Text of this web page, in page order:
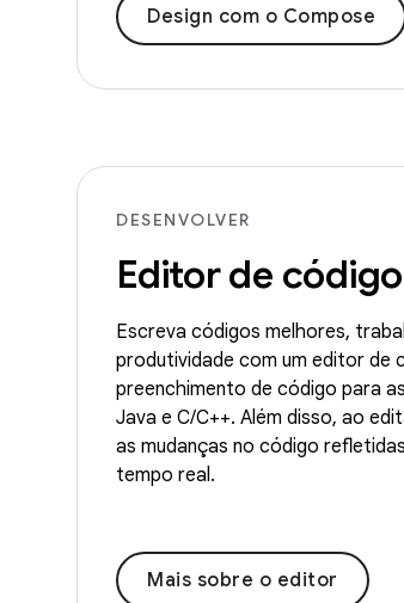
Design com o Compose
DESENVOLVER
Editor de
Escreva códigos melhores,
produtividade com um editor de
preenchimento de código para
Java e C/C++. Além disso, ao
as mudanças no código
tempo real.
Mais sobre o editor